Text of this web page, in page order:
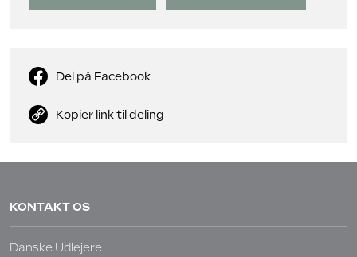
Del på Facebook
Kopier link til deling
KONTAKT OS
Danske Udlejere